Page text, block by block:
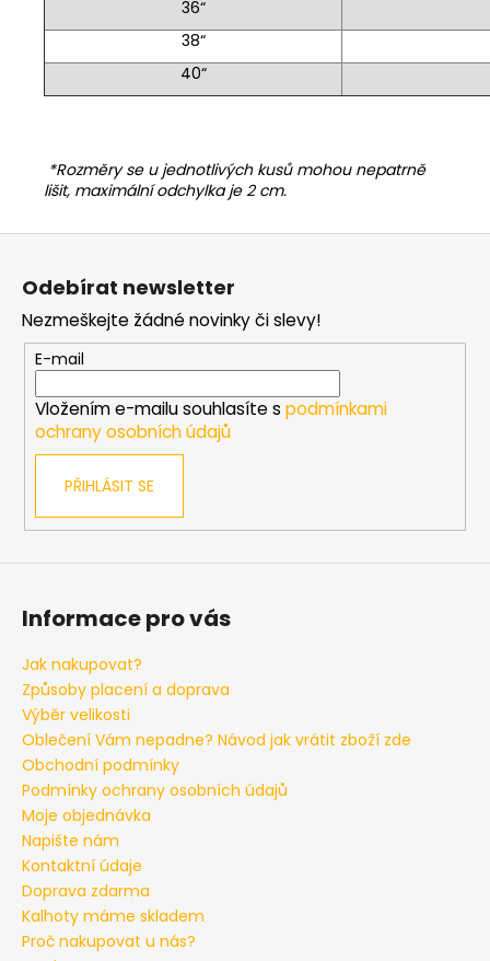
36“
38“
40“
*Rozměry se u jednotlivých kusů mohou nepatrně
lišit, maximální odchylka je 2 cm.
Odebírat newsletter
Nezmeškejte žádné novinky či slevy!
E-mail
Vložením e-mailu souhlasíte s podmínkami
ochrany osobních údajů
PŘIHLÁSIT SE
Informace pro vás
Jak nakupovat?
Způsoby placení a doprava
Výběr velikosti
Oblečení Vám nepadne? Návod jak vrátit zboží zde
Obchodní podmínky
Podmínky ochrany osobních údajů
Moje objednávka
Napište nám
Kontaktní údaje
Doprava zdarma
Kalhoty máme skladem
Proč nakupovat u nás?